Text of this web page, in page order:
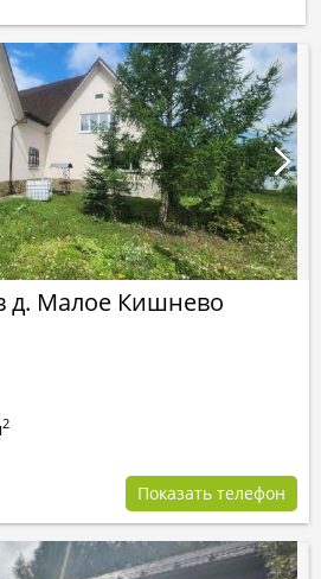
д. Малое Кишнево
2
Показать телефон